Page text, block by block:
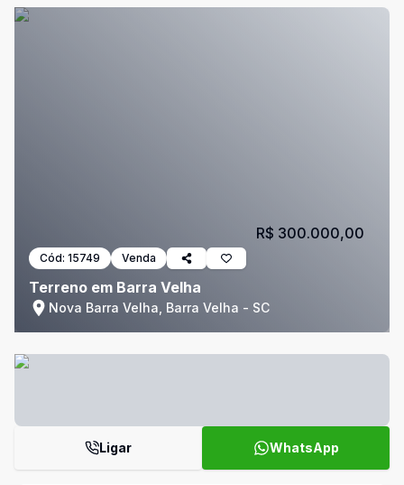
Cód: 15749 Venda
Terreno em Barra Velha
Nova Barra Velha, Barra Velha - SC
R$ 300.000,00
Ligar WhatsApp